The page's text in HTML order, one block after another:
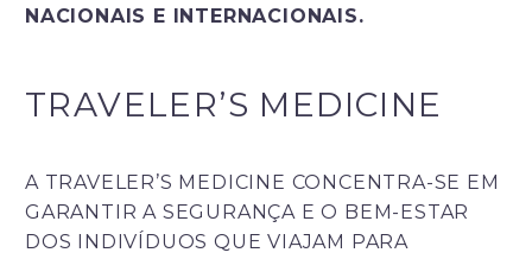
NACIONAIS E INTERNACIONAIS.
TRAVELER’S MEDICINE
A TRAVELER’S MEDICINE CONCENTRA-SE EM
GARANTIR A SEGURANÇA E O BEM-ESTAR
DOS INDIVÍDUOS QUE VIAJAM PARA